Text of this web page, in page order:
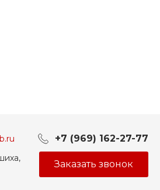
+7 (969) 162-27-77
Заказать звонок